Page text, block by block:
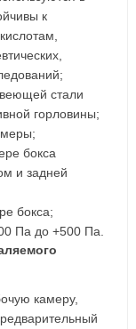
к
стали
горловины;
бокса
и задней
бокса;
Па до +500 Па.
камеру,